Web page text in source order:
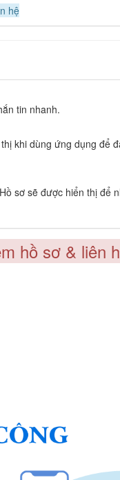
hệ
tin nhanh.
khi dùng ứng dụng để
sơ sẽ được hiển thị để
hồ sơ & liên